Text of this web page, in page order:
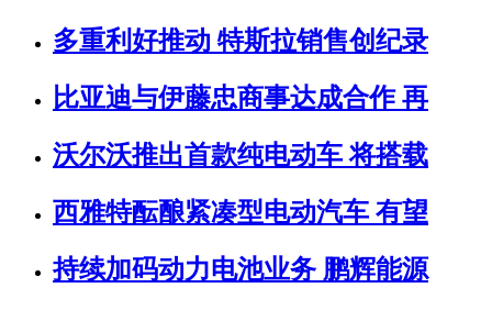
多重利好推动 特斯拉销售创纪录
比亚迪与伊藤忠商事达成合作 再
沃尔沃推出首款纯电动车 将搭载
西雅特酝酿紧凑型电动汽车 有望
持续加码动力电池业务 鹏辉能源